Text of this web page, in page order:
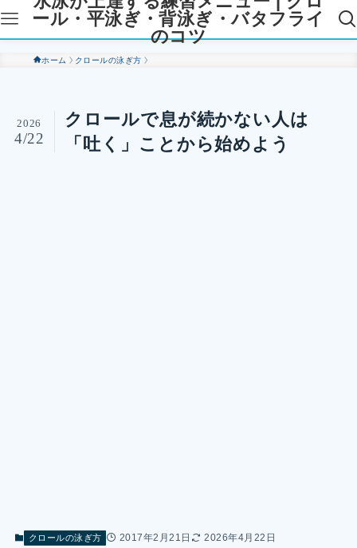
ール・平泳ぎ・背泳ぎ・バタフライ
のコツ
ホーム クロールの泳ぎ方
クロールで息が続かない人は
「吐く」ことから始めよう
2026
4/22
クロールの泳ぎ方 2017年2月21日 2026年4月22日